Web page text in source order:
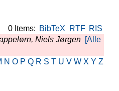
0 Items: BibTeX RTF RIS
Niels Jørgen [Alle
N O P Q R S T U V W X Y Z